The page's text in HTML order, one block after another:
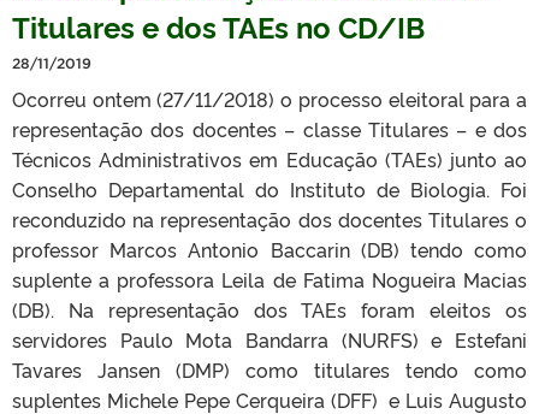
Titulares e dos TAEs no CD/IB
28/11/2019
Ocorreu ontem (27/11/2018) o processo eleitoral para a
representação dos docentes – classe Titulares – e dos
Técnicos Administrativos em Educação (TAEs) junto ao
Conselho Departamental do Instituto de Biologia. Foi
reconduzido na representação dos docentes Titulares o
professor Marcos Antonio Baccarin (DB) tendo como
suplente a professora Leila de Fatima Nogueira Macias
(DB). Na representação dos TAEs foram eleitos os
servidores Paulo Mota Bandarra (NURFS) e Estefani
Tavares Jansen (DMP) como titulares tendo como
suplentes Michele Pepe Cerqueira (DFF) e Luis Augusto